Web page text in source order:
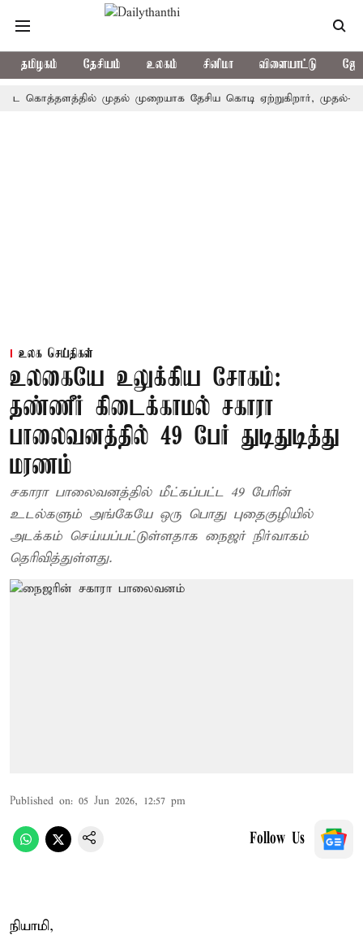
தமிழகம் தேசியம் உலகம் சினிமா விளையாட்டு
முதல் முறையாக தேசிய கொடி ஏற்றுகிறார், முதல்-
உலக செய்திகள்
உலகையே உலுக்கிய சோகம்:
தண்ணீர் கிடைக்காமல் சகாரா
பாலைவனத்தில் 49 பேர் துடிதுடித்து
மரணம்
சகாரா பாலைவனத்தில் மீட்கப்பட்ட 49 பேரின்
உடல்களும் அங்கேயே ஒரு பொது புதைகுழியில்
அடக்கம் செய்யப்பட்டுள்ளதாக நைஜர் நிர்வாகம்
தெரிவித்துள்ளது.
Published on: 05 Jun 2026, 12:57 pm
Follow Us
நியாமி,